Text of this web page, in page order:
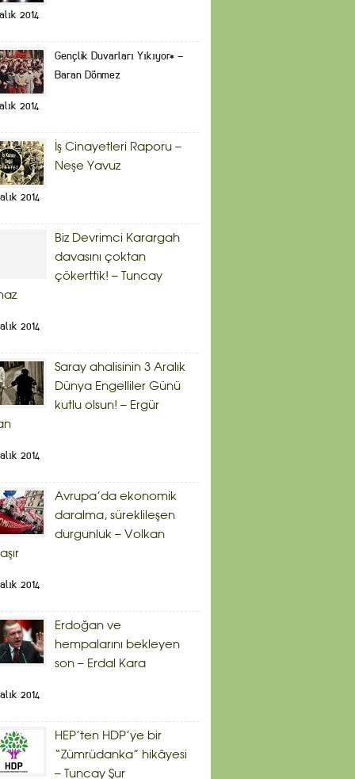
2014
Gençlik Duvarları Yıkıyor* –
Baran Dönmez
2014
İş Cinayetleri Raporu –
Neşe Yavuz
2014
Biz Devrimci Karargah
davasını çoktan
çökerttik! – Tuncay
2014
Saray ahalisinin 3 Aralık
Dünya Engelliler Günü
kutlu olsun! – Ergür
2014
Avrupa’da ekonomik
daralma, süreklileşen
durgunluk – Volkan
2014
Erdoğan ve
hempalarını bekleyen
son – Erdal Kara
2014
HEP’ten HDP’ye bir
“Zümrüdanka” hikâyesi
– Tuncay Şur